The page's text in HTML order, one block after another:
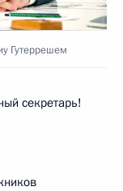
Гутеррешем
секретарь!